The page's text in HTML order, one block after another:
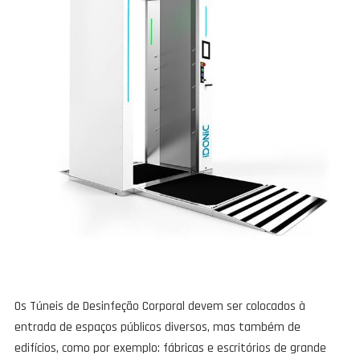
Os Túneis de Desinfeção Corporal devem ser colocados à
entrada de espaços públicos diversos, mas também de
edifícios, como por exemplo: fábricas e escritórios de grande